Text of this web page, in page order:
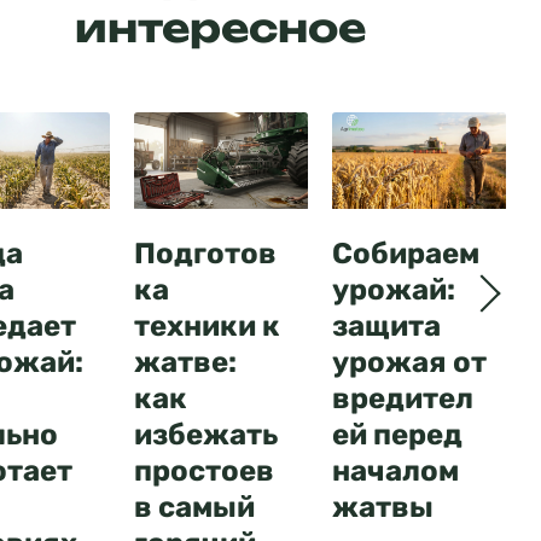
интересное
Подготов
ка
техники к
жатве:
как
избежать
простоев
в самый
Собираем
урожай:
защита
урожая от
вредител
ей перед
началом
жатвы